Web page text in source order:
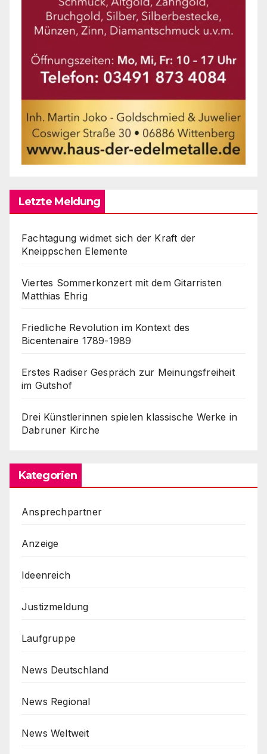
Letzte Meldung
Fachtagung widmet sich der Kraft der
Kneippschen Elemente
Viertes Sommerkonzert mit dem Gitarristen
Matthias Ehrig
Friedliche Revolution im Kontext des
Bicentenaire 1789-1989
Erstes Radiser Gespräch zur Meinungsfreiheit
im Gutshof
Drei Künstlerinnen spielen klassische Werke in
Dabruner Kirche
Kategorien
Ansprechpartner
Anzeige
Ideenreich
Justizmeldung
Laufgruppe
News Deutschland
News Regional
News Weltweit